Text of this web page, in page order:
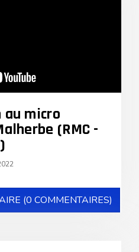
au micro
(RMC -
(0 COMMENTAIRES)